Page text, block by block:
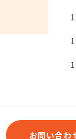
お問い合わ